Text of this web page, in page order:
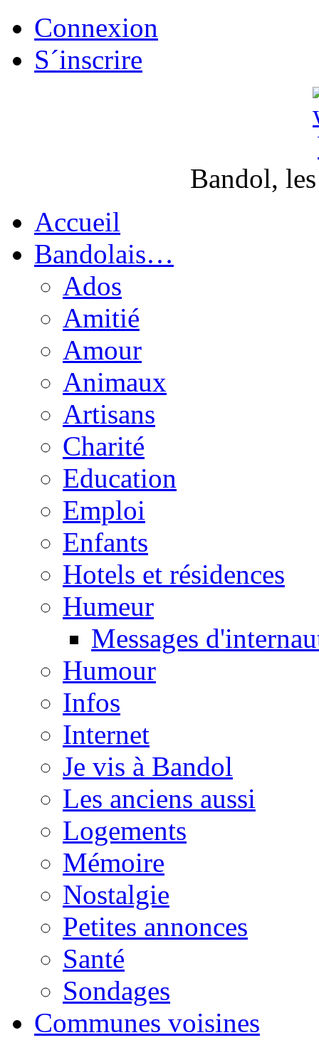
Connexion
S´inscrire
Bandol,
Accueil
Bandolais…
Ados
Amitié
Amour
Animaux
Artisans
Charité
Education
Emploi
Enfants
Hotels et résidences
Humeur
Messages
Humour
Infos
Internet
Je vis à Bandol
Les anciens aussi
Logements
Mémoire
Nostalgie
Petites annonces
Santé
Sondages
Communes voisines